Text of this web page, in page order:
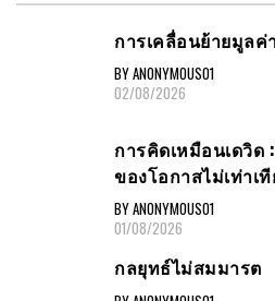
การเคลื่อนย้ายมูล
BY ANONYMOUS01
02/08/2026
การคิดเหมือนเดวิด
ของโอกาสไม่เท่าเ
BY ANONYMOUS01
01/08/2026
กลยุทธ์ไม่สมมารต